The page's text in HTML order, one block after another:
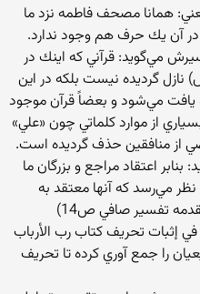
همانا مصحف‌ فاطمه‌ نزد ما
آن‌ يك‌ حرف‌ هم‌ وجود ندارد.
مي‌گويد: قرآني‌ كه‌ اينك‌ در
نازل ‌گرديده‌ نيست‌ بلكه‌ در اين‌
يافت‌ مي‌شود و بعضاً قرآن‌ موجود
از موارد كلماتي‌ چون‌ «علي‌»
از منافقين‌ حذف ‌گرديده‌ است‌.
اعتقاد مراجع‌ و بزرگان‌ ما
نظر مي‌رسد كه‌ آنها معتقد به‌
تفسير صافي‌ ص‌14)
إثبات تحريف كتاب رب الأرباب
را جمع آوري كرده تا تحريف